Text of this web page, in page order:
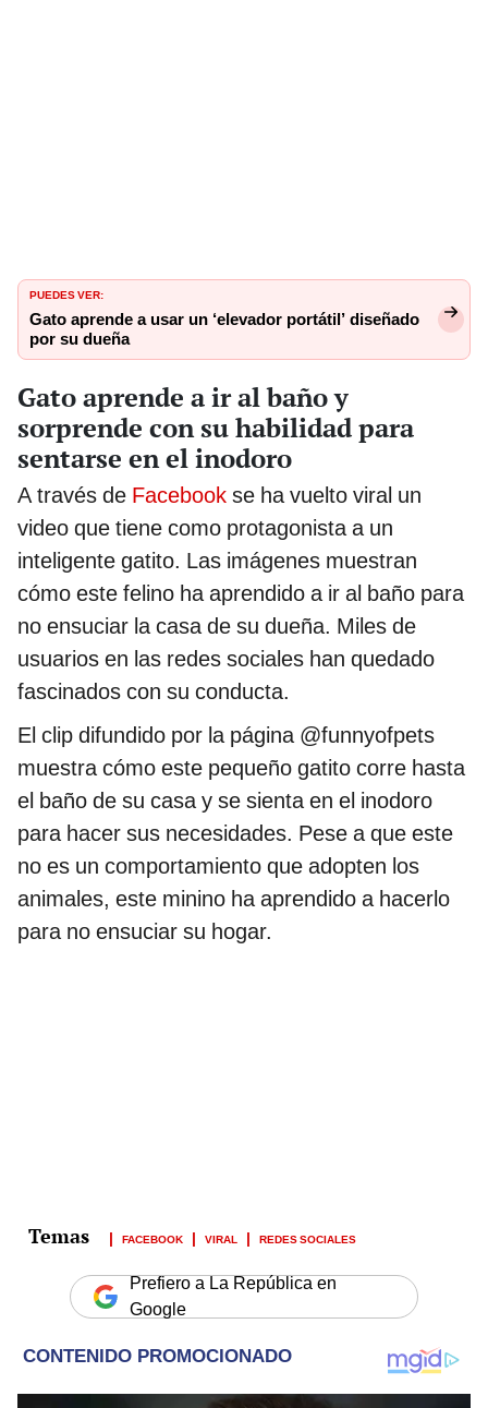
PUEDES VER:
Gato aprende a usar un ‘elevador portátil’ diseñado
por su dueña
Gato aprende a ir al baño y
sorprende con su habilidad para
sentarse en el inodoro
A través de Facebook se ha vuelto viral un
video que tiene como protagonista a un
inteligente gatito. Las imágenes muestran
cómo este felino ha aprendido a ir al baño para
no ensuciar la casa de su dueña. Miles de
usuarios en las redes sociales han quedado
fascinados con su conducta.
El clip difundido por la página @funnyofpets
muestra cómo este pequeño gatito corre hasta
el baño de su casa y se sienta en el inodoro
para hacer sus necesidades. Pese a que este
no es un comportamiento que adopten los
animales, este minino ha aprendido a hacerlo
para no ensuciar su hogar.
FACEBOOK VIRAL REDES SOCIALES
Prefiero a La República en
Google